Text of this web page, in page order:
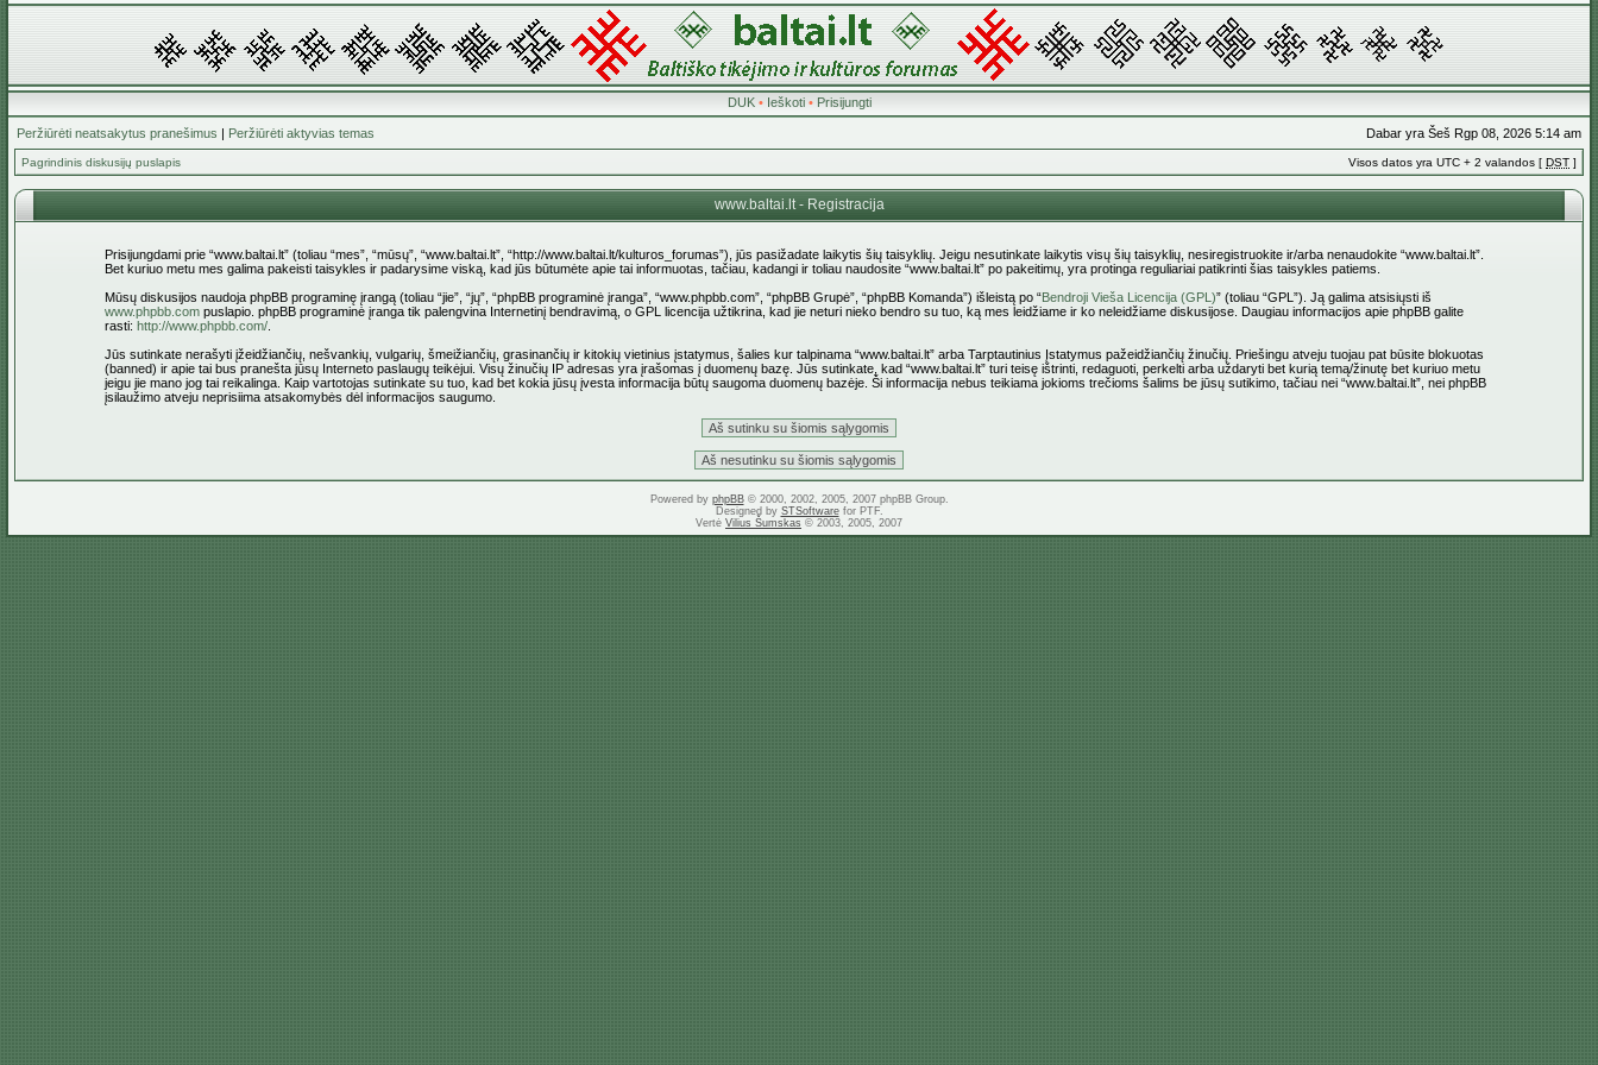
DUK• Ieškoti• Prisijungti
Peržiūrėti neatsakytus pranešimus | Peržiūrėti aktyvias temas Dabar yra Šeš Rgp 08, 2026 5:14 am
Pagrindinis diskusijų puslapis Visos datos yra UTC + 2 valandos [ DST ]
www.baltai.lt - Registracija
Prisijungdami prie “www.baltai.lt” (toliau “mes”, “mūsų”, “www.baltai.lt”, “http://www.baltai.lt/kulturos_forumas”), jūs pasižadate laikytis šių taisyklių. Jeigu nesutinkate laikytis visų šių taisyklių, nesiregistruokite ir/arba nenaudokite “www.baltai.lt”.
Bet kuriuo metu mes galima pakeisti taisykles ir padarysime viską, kad jūs būtumėte apie tai informuotas, tačiau, kadangi ir toliau naudosite “www.baltai.lt” po pakeitimų, yra protinga reguliariai patikrinti šias taisykles patiems.
Mūsų diskusijos naudoja phpBB programinę įrangą (toliau “jie”, “jų”, “phpBB programinė įranga”, “www.phpbb.com”, “phpBB Grupė”, “phpBB Komanda”) išleistą po “Bendroji Vieša Licencija (GPL)” (toliau “GPL”). Ją galima atsisiųsti iš
www.phpbb.compuslapio. phpBB programinė įranga tik palengvina Internetinį bendravimą, o GPL licencija užtikrina, kad jie neturi nieko bendro su tuo, ką mes leidžiame ir ko neleidžiame diskusijose. Daugiau informacijos apie phpBB galite
rasti: http://www.phpbb.com/.
Jūs sutinkate nerašyti įžeidžiančių, nešvankių, vulgarių, šmeižiančių, grasinančių ir kitokių vietinius įstatymus, šalies kur talpinama “www.baltai.lt” arba Tarptautinius Įstatymus pažeidžiančių žinučių. Priešingu atveju tuojau pat būsite blokuotas
(banned) ir apie tai bus pranešta jūsų Interneto paslaugų teikėjui. Visų žinučių IP adresas yra įrašomas į duomenų bazę. Jūs sutinkate, kad “www.baltai.lt” turi teisę ištrinti, redaguoti, perkelti arba uždaryti bet kurią temą/žinutę bet kuriuo metu
jeigu jie mano jog tai reikalinga. Kaip vartotojas sutinkate su tuo, kad bet kokia jūsų įvesta informacija būtų saugoma duomenų bazėje. Ši informacija nebus teikiama jokioms trečioms šalims be jūsų sutikimo, tačiau nei “www.baltai.lt”, nei phpBB
įsilaužimo atveju neprisiima atsakomybės dėl informacijos saugumo.
Powered by phpBB© 2000, 2002, 2005, 2007 phpBB Group.
Designed by STSoftwarefor PTF.
Vertė Vilius Šumskas © 2003, 2005, 2007